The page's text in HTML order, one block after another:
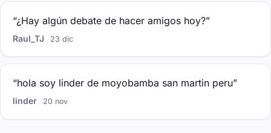
“¿Hay algún debate de hacer amigos hoy?”
Raul_TJ 23 dic
“hola soy linder de moyobamba san martin peru”
linder 20 nov